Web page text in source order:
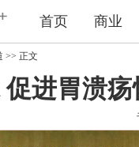
首页 商业
>> 正文
进胃溃